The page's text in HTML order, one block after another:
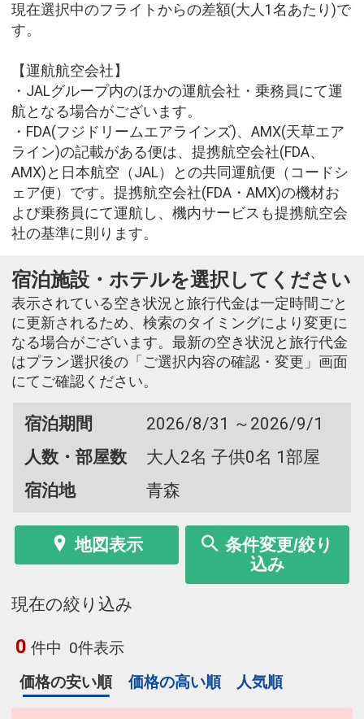
現在選択中のフライトからの差額(大人1名あたり)で
す。
【運航航空会社】
・JALグループ内のほかの運航会社・乗務員にて運
航となる場合がございます。
・FDA(フジドリームエアラインズ)、AMX(天草エア
ライン)の記載がある便は、提携航空会社(FDA、
AMX)と日本航空（JAL）との共同運航便（コードシ
ェア便）です。提携航空会社(FDA・AMX)の機材お
よび乗務員にて運航し、機内サービスも提携航空会
社の基準に則ります。
宿泊施設・ホテルを選択してください
表示されている空き状況と旅行代金は一定時間ごと
に更新されるため、検索のタイミングにより変更に
なる場合がございます。最新の空き状況と旅行代金
はプラン選択後の「ご選択内容の確認・変更」画面
にてご確認ください。
宿泊期間
2026/8/31 ～2026/9/1
人数・部屋数
大人2名 子供0名 1部屋
宿泊地
青森
地図表示
条件変更/絞り
込み
現在の絞り込み
0 件中 0件表示
価格の安い順
価格の高い順 人気順